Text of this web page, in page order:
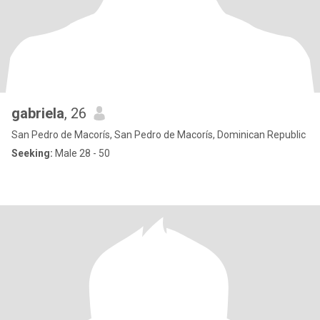
gabriela, 26
San Pedro de Macorís, San Pedro de Macorís, Dominican Republic
Seeking: Male 28 - 50